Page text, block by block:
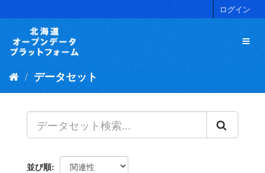
キ
ログイン
データセット
並び順